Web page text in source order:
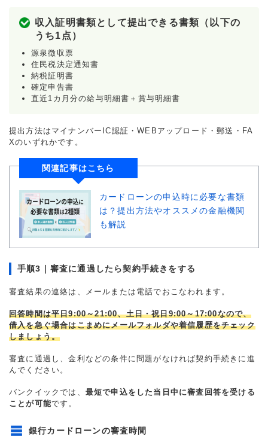
収入証明書類として提出できる書類（以下の
うち1点）
源泉徴収票
住民税決定通知書
納税証明書
確定申告書
直近1カ月分の給与明細書＋賞与明細書
提出方法はマイナンバーIC認証・WEBアップロード・郵送・FA
Xのいずれかです。
関連記事はこちら
カードローンの申込時に必要な書類
は？提出方法やオススメの金融機関
も解説
手順3｜審査に通過したら契約手続きをする
審査結果の連絡は、メールまたは電話でおこなわれます。
回答時間は平日9:00～21:00、土日・祝日9:00～17:00なので、
借入を急ぐ場合はこまめにメールフォルダや着信履歴をチェック
しましょう。
審査に通過し、金利などの条件に問題がなければ契約手続きに進
んでください。
バンクイックでは、 最短で申込をした当日中に審査回答を受ける
ことが可能です。
銀行カードローンの審査時間